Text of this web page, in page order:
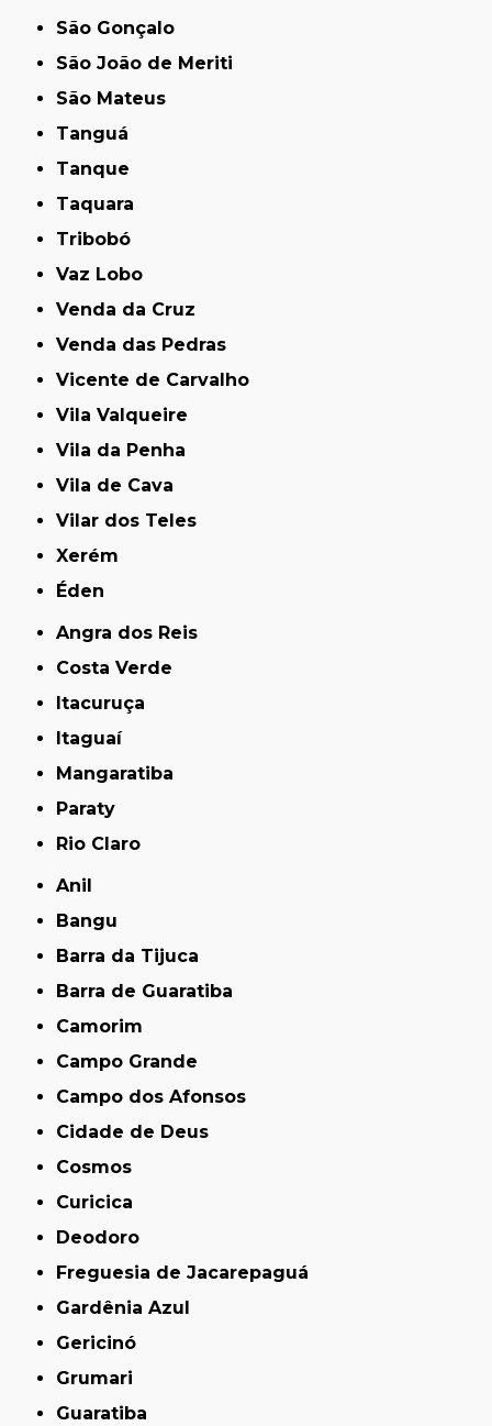
São Gonçalo
São João de Meriti
São Mateus
Tanguá
Tanque
Taquara
Tribobó
Vaz Lobo
Venda da Cruz
Venda das Pedras
Vicente de Carvalho
Vila Valqueire
Vila da Penha
Vila de Cava
Vilar dos Teles
Xerém
Éden
Angra dos Reis
Costa Verde
Itacuruça
Itaguaí
Mangaratiba
Paraty
Rio Claro
Anil
Bangu
Barra da Tijuca
Barra de Guaratiba
Camorim
Campo Grande
Campo dos Afonsos
Cidade de Deus
Cosmos
Curicica
Deodoro
Freguesia de Jacarepaguá
Gardênia Azul
Gericinó
Grumari
Guaratiba